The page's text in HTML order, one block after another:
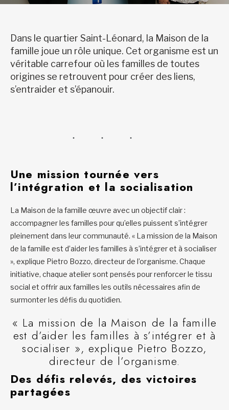
Dans le quartier Saint-Léonard, la Maison de la
famille joue un rôle unique. Cet organisme est un
véritable carrefour où les familles de toutes
origines se retrouvent pour créer des liens,
s’entraider et s’épanouir.
Une mission tournée vers
l’intégration et la socialisation
La Maison de la famille œuvre avec un objectif clair :
accompagner les familles pour qu’elles puissent s’intégrer
pleinement dans leur communauté. « La mission de la Maison
de la famille est d’aider les familles à s’intégrer et à socialiser
», explique Pietro Bozzo, directeur de l’organisme. Chaque
initiative, chaque atelier sont pensés pour renforcer le tissu
social et offrir aux familles les outils nécessaires afin de
surmonter les défis du quotidien.
« La mission de la Maison de la famille
est d’aider les familles à s’intégrer et à
socialiser », explique Pietro Bozzo,
directeur de l’organisme.
Des défis relevés, des victoires
partagées